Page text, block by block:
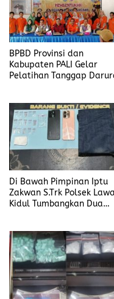
BPBD Provinsi dan
Kabupaten PALI Gelar
Pelatihan Tanggap
Di Bawah Pimpinan Iptu
Zakwan S.Trk Polsek
Kidul Tumbangkan Dua